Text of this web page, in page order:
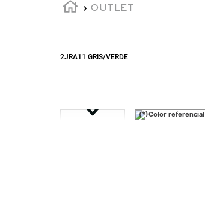
OUTLET
2JRA11 GRIS/VERDE
(*)Color referencial